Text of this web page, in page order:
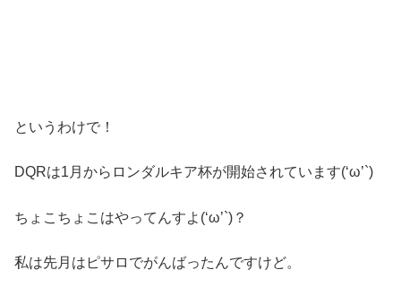
というわけで！
DQRは1月からロンダルキア杯が開始されています(‘ω’`)
ちょこちょこはやってんすよ(‘ω’`)？
私は先月はピサロでがんばったんですけど。